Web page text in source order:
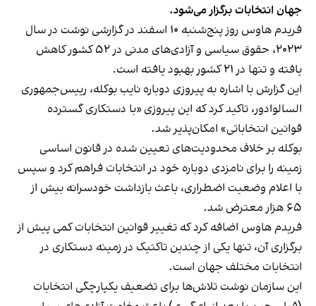
جهان انتخابات برگزار می‌شود.
فریدم هاوس روز پنج‌شنبه ۱۰ اسفند در گزارشی نوشت
در سال
۲۰۲۳، حقوق سیاسی و آزادی‌های مدنی در ۵۲ کشور کاهش
یافته و تنها در ۲۱ کشور بهبود یافته است.
این گزارش با اشاره به پیروزی دوباره نایب بوکله، رییس‌جمهوری
السالوادور، تاکید کرد که این پیروزی «با دستکاری گسترده
قوانین انتخاباتی» امکان‌پذیر شد.
بوکله بر خلاف محدودیت‌های تعیین شده در قانون اساسی
زمینه را برای نامزدی دوباره خود در انتخابات فراهم کرد و سپس
با اعلام وضعیت اضطراری، باعث بازداشت خودسرانه بیش از
۶۵ هزار معترض شد.
فریدم هاوس اضافه کرد که تغییر قوانین انتخابات کمی پیش از
برگزاری آن، تنها یکی از چندین تاکتیک در زمینه دستکاری در
انتخابات مختلف جهان است.
این سازمان نوشت تلاش‌ها برای تضعیف یکپارچگی انتخابات